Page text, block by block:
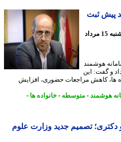
ثبت
4 ساعت پیش - پنجشنبه 15 مرداد
هوشمند
گفت: این
کاهش مراجعات حضوری، افزایش
-متوسطه-خانواده ها-
تصمیم جدید وزارت علوم